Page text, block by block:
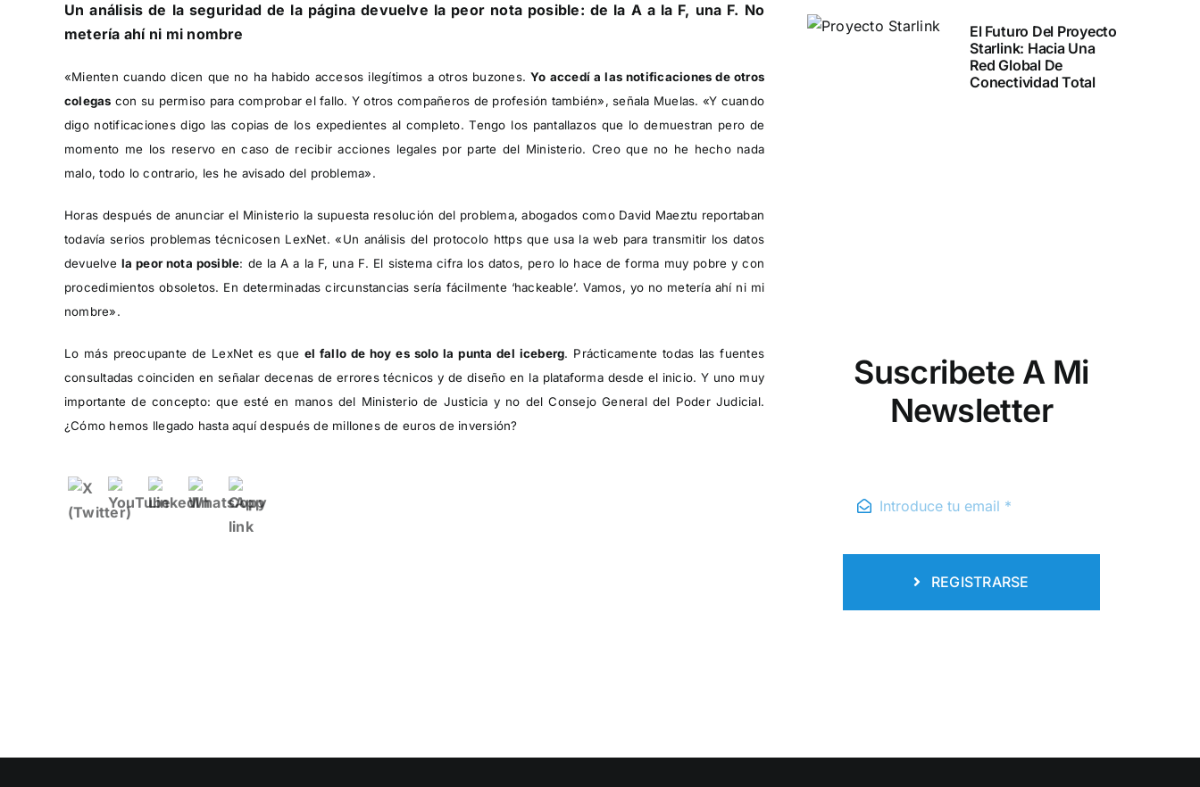
Un análisis de la seguridad de la página devuelve la peor nota posible: de la A a la F, una F. No
metería ahí ni mi nombre
«Mienten cuando dicen que no ha habido accesos ilegítimos a otros buzones.Yo accedí a las notificaciones de otros
colegas con su permiso para comprobar el fallo. Y otros compañeros de profesión también», señala Muelas. «Y cuando
digo notificaciones digo las copias de los expedientes al completo. Tengo los pantallazos que lo demuestran pero de
momento me los reservo en caso de recibir acciones legales por parte del Ministerio. Creo que no he hecho nada
malo, todo lo contrario, les he avisado del problema».
Horas después de anunciar el Ministerio la supuesta resolución del problema, abogados como David Maeztu reportaban
todavía serios problemas técnicosen LexNet. «Un análisis del protocolo https que usa la web para transmitir los datos
devuelve la peor nota posible: de la A a la F, una F. El sistema cifra los datos, pero lo hace de forma muy pobre y con
procedimientos obsoletos. En determinadas circunstancias sería fácilmente ‘hackeable’. Vamos, yo no metería ahí ni mi
nombre».
Lo más preocupante de LexNet es que el fallo de hoy es solo la punta del iceberg. Prácticamente todas las fuentes
consultadas coinciden en señalar decenas de errores técnicos y de diseño en la plataforma desde el inicio. Y uno muy
importante de concepto: que esté en manos del Ministerio de Justicia y no del Consejo General del Poder Judicial.
¿Cómo hemos llegado hasta aquí después de millones de euros de inversión?
El Futuro Del Proyecto
Starlink: Hacia Una
Red Global De
Conectividad Total
Suscribete A Mi
Newsletter
REGISTRARSE